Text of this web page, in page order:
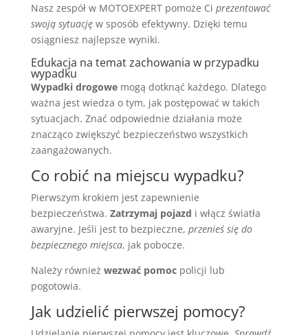
Nasz zespół w MOTOEXPERT pomoże Ci prezentować
swoją sytuacjęw sposób efektywny. Dzięki temu
osiągniesz najlepsze wyniki.
Edukacja na temat zachowania w przypadku
wypadku
Wypadki drogowemogą dotknąć każdego. Dlatego
ważna jest wiedza o tym, jak postępować w takich
sytuacjach. Znać odpowiednie działania może
znacząco zwiększyć bezpieczeństwo wszystkich
zaangażowanych.
Co robić na miejscu wypadku?
Pierwszym krokiem jest zapewnienie
bezpieczeństwa. Zatrzymaj pojazd i włącz światła
awaryjne. Jeśli jest to bezpieczne, przenieś się do
bezpiecznego miejsca, jak pobocze.
Należy również wezwać pomocpolicji lub
pogotowia.
Jak udzielić pierwszej pomocy?